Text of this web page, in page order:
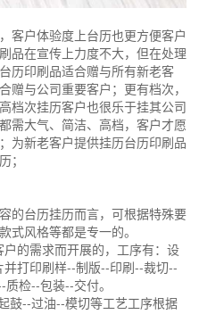
客户体验度上台历也更方便客户
品在宣传上力度不大，但在处理
历印刷品适合赠与所有新老客
赠与公司重要客户；更有档次，
档次挂历客户也很乐于挂其公司
需大气、简洁、高档，客户才愿
为新老客户提供挂历台历印刷品
；
的台历挂历而言，可根据特殊要
式风格等都是专一的。
的需求而开展的，工序有：设
打印刷样--制版--印刷--裁切--
检--包装--交付。
--过油--模切等工艺工序根据